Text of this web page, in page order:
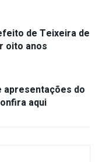
de Teixeira de
oito anos
apresentações do
aqui